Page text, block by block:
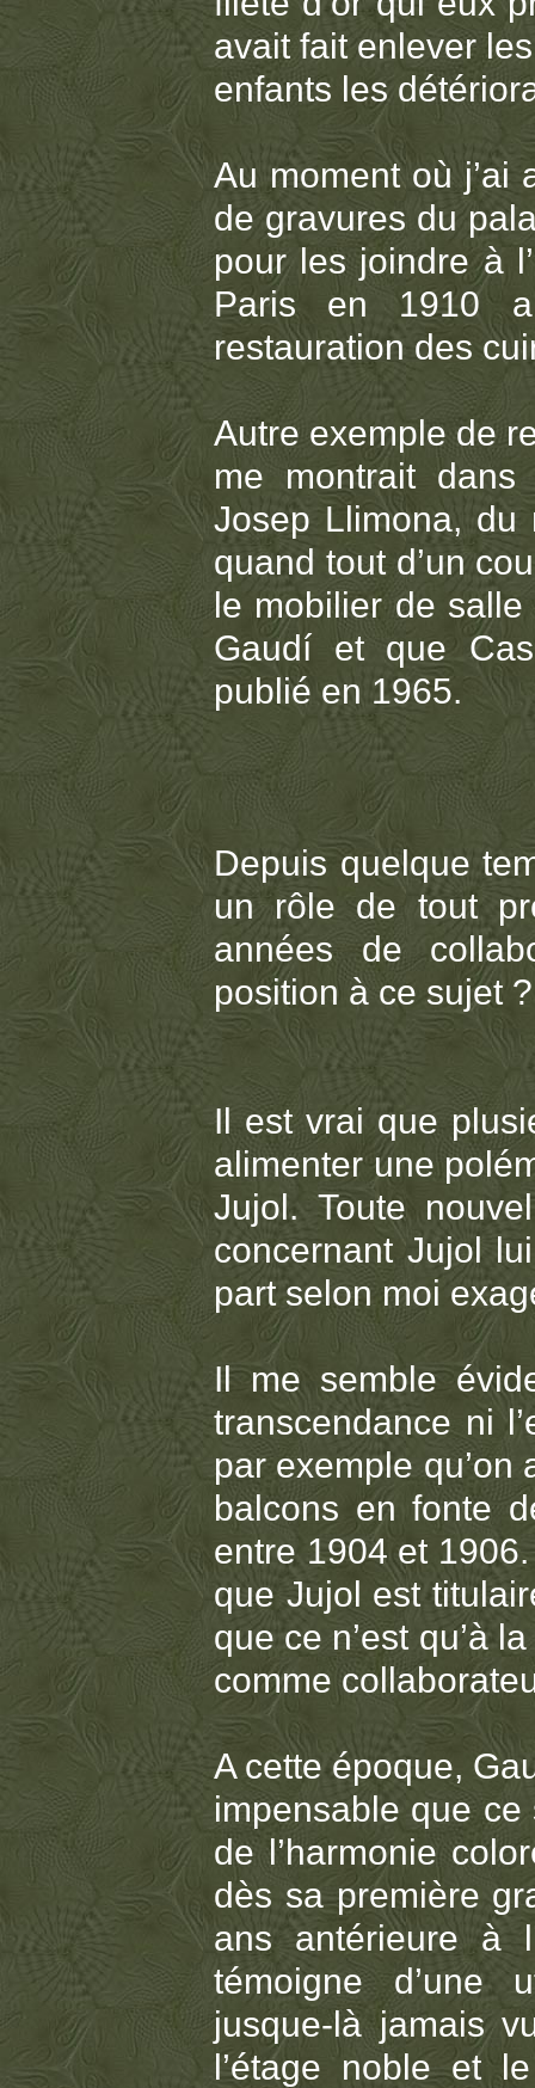
avait fait enlever
enfants les
Au moment où j’ai
de gravures du
pour les joindre à
Paris en 1910
restauration des
Autre exemple de
me montrait
Josep Llimona, du
quand tout d’un
le mobilier de
Gaudí et que
publié en 1965.
Depuis quelque
un rôle de tout
années de
position à ce sujet ?
Il est vrai que
alimenter une
Jujol. Toute
concernant Jujol
part selon moi
Il me semble
transcendance ni
par exemple
balcons en fonte
entre 1904 et
que Jujol est
que ce n’est qu’à
comme
A cette époque,
impensable que
de l’harmonie
dès sa première
ans antérieure à
témoigne d’une
jusque-là jamais
l’étage noble et